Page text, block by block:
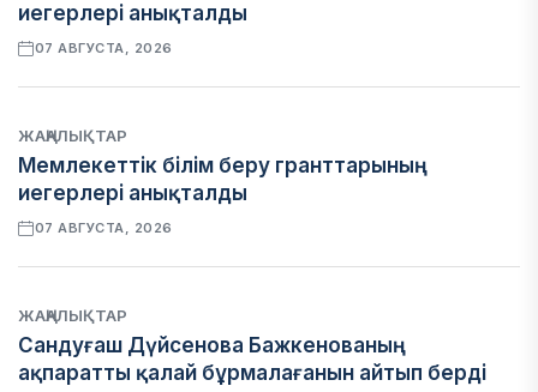
иегерлері анықталды
07 АВГУСТА, 2026
ЖАҢАЛЫҚТАР
Мемлекеттік білім беру гранттарының
иегерлері анықталды
07 АВГУСТА, 2026
ЖАҢАЛЫҚТАР
Сандуғаш Дүйсенова Бажкенованың
ақпаратты қалай бұрмалағанын айтып берді